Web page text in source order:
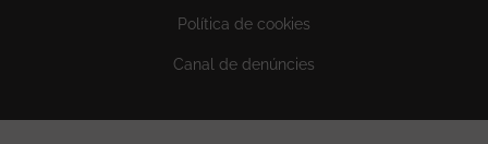
Política de cookies
Canal de denúncies